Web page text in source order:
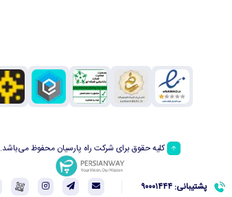
کلیه حقوق برای شرکت راه پارسیان محفوظ می‌باشد.
پشتیبانی: ۹۰۰۰۱۴۴۴